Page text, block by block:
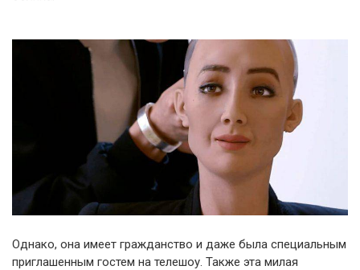
Однако, она имеет гражданство и даже была специальным
приглашенным гостем на телешоу. Также эта милая